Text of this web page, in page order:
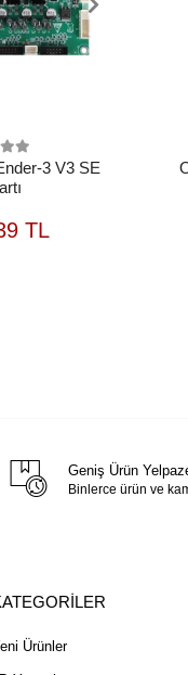
3 V3 SE
TL
SEPETE
EKLE
Geniş Ürün
Binlerce ürün ve
Ürünler